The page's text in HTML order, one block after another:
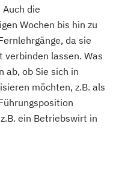
die
Wochen bis hin zu
da sie
lassen. Was
ab, ob Sie sich in
möchten, z.B. als
ein Betriebswirt in